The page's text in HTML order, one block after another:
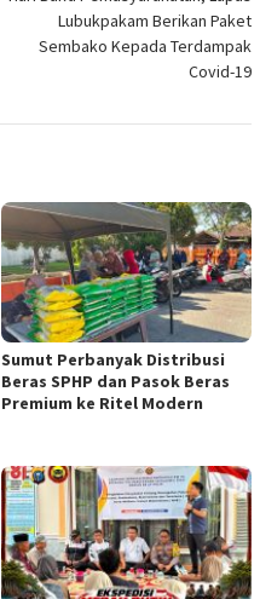
Lubukpakam Berikan Paket
Sembako Kepada Terdampak
Covid-19
Sumut Perbanyak Distribusi
Beras SPHP dan Pasok Beras
Premium ke Ritel Modern